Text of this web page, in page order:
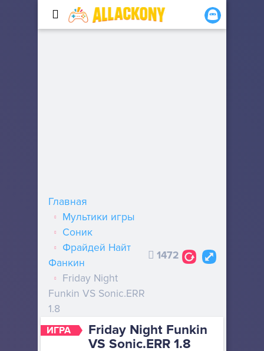
ИГРА
Friday Night Funkin
VS Sonic.ERR 1.8
Главная
Мультики игры
Соник
Фрайдей Найт
Фанкин
Friday Night
Funkin VS Sonic.ERR
1.8
1472